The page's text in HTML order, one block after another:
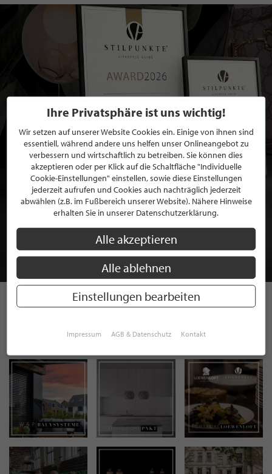
BEWERBEN SIE SICH FÜR EINE GRATIS
MITGLIEDSCHAFT BEI STILPUNKTE®
JETZT GRATIS BEWERBEN
INSTAGRAM
Ihre Privatsphäre ist uns wichtig!
Wir setzen auf unserer Website Cookies ein. Einige von ihnen sind
essentiell, während andere uns helfen unser Onlineangebot zu
verbessern und wirtschaftlich zu betreiben. Sie können dies
akzeptieren oder per Klick auf die Schaltfläche "Individuelle
Cookie-Einstellungen" einstellen, sowie diese Einstellungen
jederzeit aufrufen und Cookies auch nachträglich jederzeit
abwählen (z.B. im Fußbereich unserer Website). Nähere Hinweise
erhalten Sie in unserer Datenschutzerklärung.
Alle akzeptieren
Alle ablehnen
Einstellungen bearbeiten
Impressum AGB & Datenschutz Kontakt